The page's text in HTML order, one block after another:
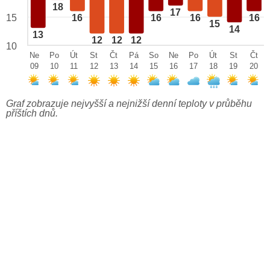
13
18
16
12 12 12
16
17
16
15
14
16
15
10
Ne
09
Po
10
Út
11
St
12
Čt
13
Pá
14
So
15
Ne
16
Po
17
Út
18
St
19
Čt
20
Graf zobrazuje nejvyšší a nejnižší denní teploty v průběhu
příštích dnů.